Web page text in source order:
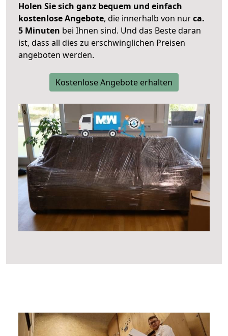
Holen Sie sich ganz bequem und einfach
kostenlose Angebote, die innerhalb von nurca.
5 Minuten bei Ihnen sind. Und das Beste daran
ist, dass all dies zu erschwinglichen Preisen
angeboten werden.
Kostenlose Angebote erhalten